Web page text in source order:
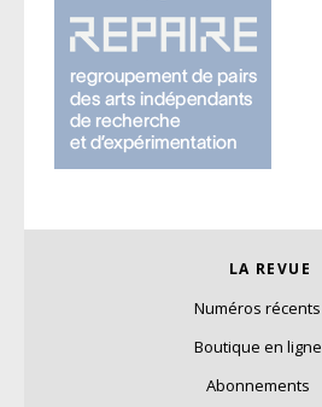
LA REVUE
Numéros récents
Boutique en ligne
Abonnements